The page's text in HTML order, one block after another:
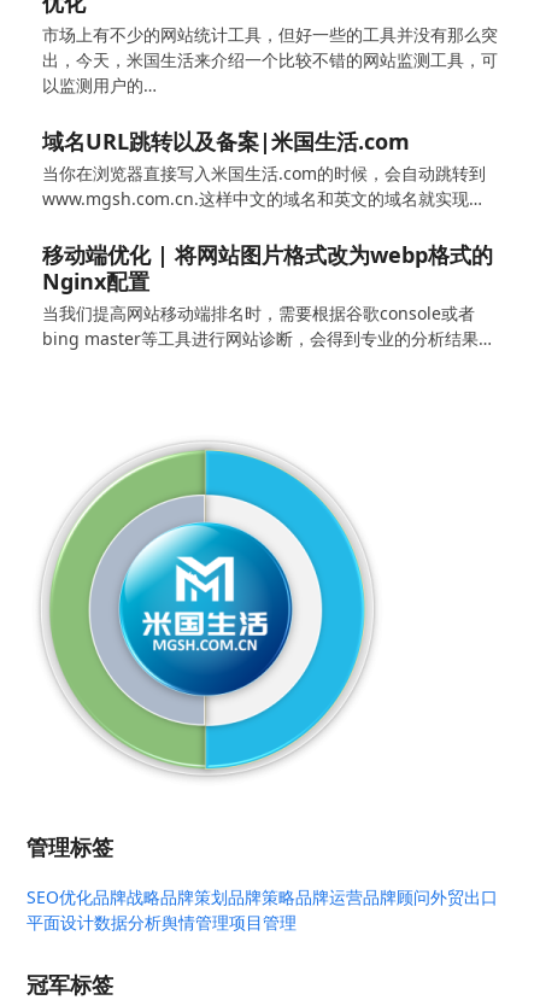
市场上有不少的网站统计工具，但好一些的工具并没有那么突
出，今天，米国生活来介绍一个比较不错的网站监测工具，可
以监测用户的…
域名URL跳转以及备案|米国生活.com
当你在浏览器直接写入米国生活.com的时候，会自动跳转到
www.mgsh.com.cn.这样中文的域名和英文的域名就实现…
移动端优化 | 将网站图片格式改为webp格式的
Nginx配置
当我们提高网站移动端排名时，需要根据谷歌console或者
bing master等工具进行网站诊断，会得到专业的分析结果…
管理标签
SEO优化品牌战略品牌策划品牌策略品牌运营品牌顾问外贸出口
平面设计数据分析舆情管理项目管理
冠军标签